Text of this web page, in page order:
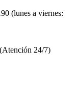
(lunes a viernes:
24/7)